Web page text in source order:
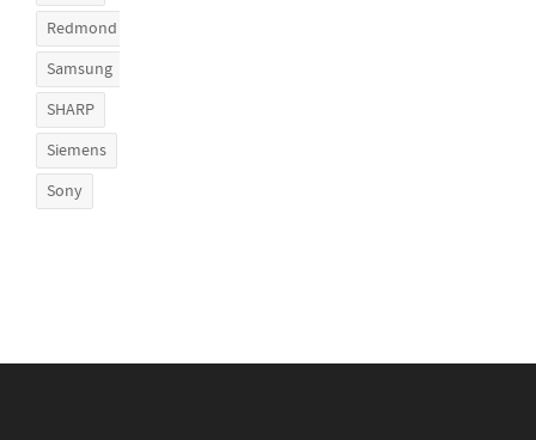
Redmond
Samsung
SHARP
Siemens
Sony